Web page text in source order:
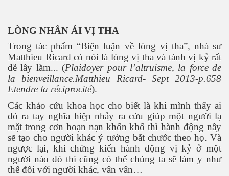
LÒNG NHÂN ÁI VỊ THA
Trong tác phẩm “Biện luận về lòng vị tha”, nhà sư
Matthieu Ricard có nói là lòng vị tha và tánh vị kỷ rất
dễ lây lắm... (Plaidoyer pour l’altruisme, la force de
la bienveillance.Matthieu Ricard- Sept 2013-p.658
Etendre la réciprocité).
Các khảo cứu khoa học cho biết là khi mình thấy ai
đó ra tay nghĩa hiệp nhảy ra cứu giúp một người lạ
mặt trong cơn hoạn nạn khốn khổ thì hành động nầy
sẽ tạo cho người khác ý tưởng bắt chước theo họ. Và
ngược lại, khi chứng kiến hành động vị kỷ ở một
người nào đó thì cũng có thể chúng ta sẽ làm y như
thế đối với người khác, vân vân…
P 200-201